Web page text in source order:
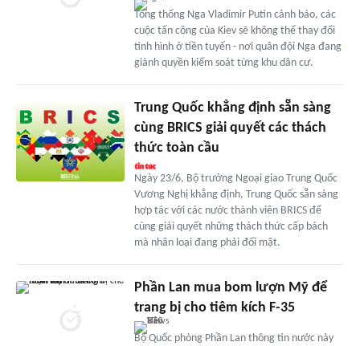
Tổng thống Nga Vladimir Putin cảnh báo, các
cuộc tấn công của Kiev sẽ không thể thay đổi
tình hình ở tiền tuyến - nơi quân đội Nga đang
giành quyền kiểm soát từng khu dân cư.
Trung Quốc khẳng định sẵn sàng
cùng BRICS giải quyết các thách
thức toàn cầu
Ngày 23/6, Bộ trưởng Ngoại giao Trung Quốc
Vương Nghị khẳng định, Trung Quốc sẵn sàng
hợp tác với các nước thành viên BRICS để
cùng giải quyết những thách thức cấp bách
mà nhân loại đang phải đối mặt.
Phần Lan mua bom lượn Mỹ để
trang bị cho tiêm kích F-35
Bộ Quốc phòng Phần Lan thông tin nước này